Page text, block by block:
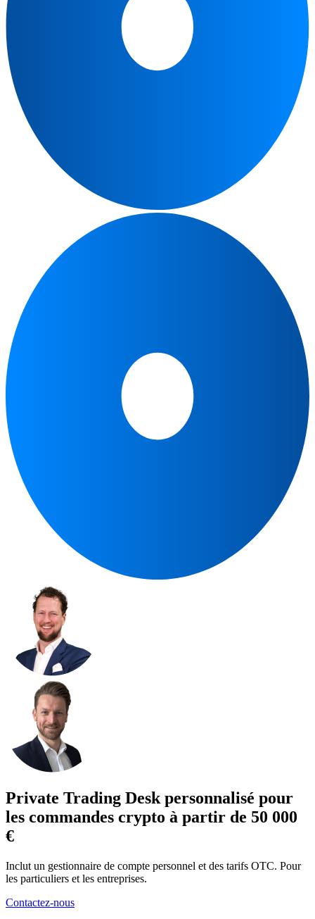
Private Trading Desk personnalisé pour
les commandes crypto à partir de 50 000
€
Inclut un gestionnaire de compte personnel et des tarifs OTC. Pour
les particuliers et les entreprises.
Contactez-nous